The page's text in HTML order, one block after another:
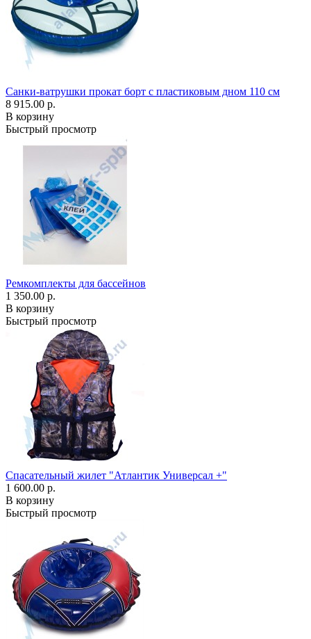
Санки-ватрушки прокат борт с пластиковым дном 110 см
8 915.00 р.
В корзину
Быстрый просмотр
Ремкомплекты для бассейнов
1 350.00 р.
В корзину
Быстрый просмотр
Спасательный жилет "Атлантик Универсал +"
1 600.00 р.
В корзину
Быстрый просмотр